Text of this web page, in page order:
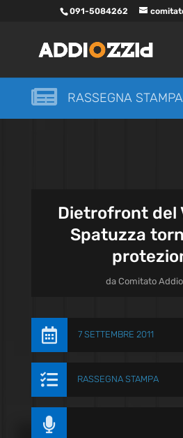
091-5084262
 RASSEGNA STAMPA
Dietrofront del
Spatuzza
daComitato
 7 SETTEMBRE 2011
 RASSEGNA STAMPA
